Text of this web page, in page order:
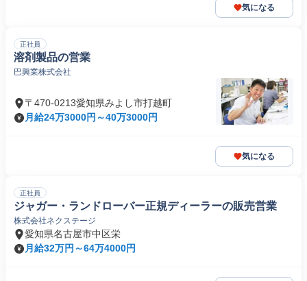
気になる
正社員
溶剤製品の営業
巴興業株式会社
〒470-0213愛知県みよし市打越町
月給24万3000円～40万3000円
気になる
正社員
ジャガー・ランドローバー正規ディーラーの販売営業
株式会社ネクステージ
愛知県名古屋市中区栄
月給32万円～64万4000円